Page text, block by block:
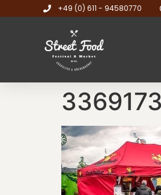
+49 (0) 611 - 94580770
3369173